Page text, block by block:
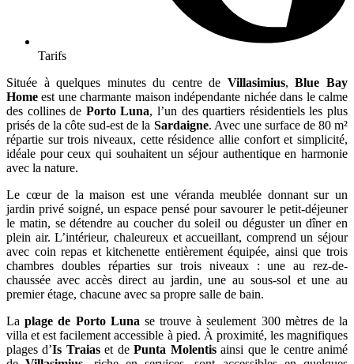
Tarifs
Située à quelques minutes du centre de Villasimius,Blue Bay
Home est une charmante maison indépendante nichée dans le calme
des collines de Porto Luna, l’un des quartiers résidentiels les plus
prisés de la côte sud-est de la Sardaigne. Avec une surface de 80 m²
répartie sur trois niveaux, cette résidence allie confort et simplicité,
idéale pour ceux qui souhaitent un séjour authentique en harmonie
avec la nature.
Le cœur de la maison est une véranda meublée donnant sur un
jardin privé soigné, un espace pensé pour savourer le petit-déjeuner
le matin, se détendre au coucher du soleil ou déguster un dîner en
plein air. L’intérieur, chaleureux et accueillant, comprend un séjour
avec coin repas et kitchenette entièrement équipée, ainsi que trois
chambres doubles réparties sur trois niveaux : une au rez-de-
chaussée avec accès direct au jardin, une au sous-sol et une au
premier étage, chacune avec sa propre salle de bain.
Laplage de Porto Luna se trouve à seulement 300 mètres de la
villa et est facilement accessible à pied. À proximité, les magnifiques
plages d’Is Traiaset dePunta Molentisainsi que le centre animé